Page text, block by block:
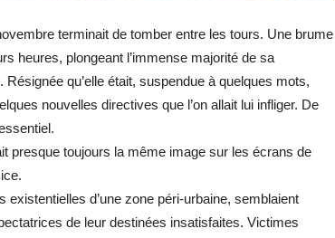
terminait de tomber entre les tours. Une brume
heures, plongeant l’immense majorité de sa
qu’elle était, suspendue à quelques mots,
nouvelles directives que l’on allait lui infliger. De
presque toujours la même image sur les écrans de
d’une zone péri-urbaine, semblaient
de leur destinées insatisfaites. Victimes